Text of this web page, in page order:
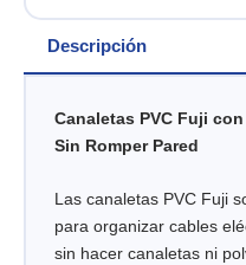
Descripción
Canaletas PVC Fuji
Sin Romper Pared
Las canaletas PVC Fuji
para organizar cables
sin hacer canaletas ni